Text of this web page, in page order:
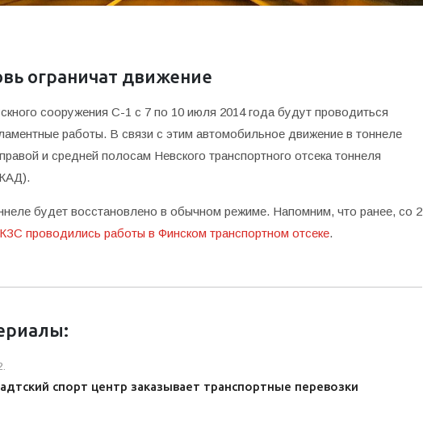
ограничат движение
сооружения С-1 с 7 по 10 июля 2014 года будут проводиться
работы. В связи с этим автомобильное движение в тоннеле
и средней полосам Невского транспортного отсека тоннеля
будет восстановлено в обычном режиме. Напомним, что ранее, со 2
КЗС проводились работы в Финском транспортном отсеке.
спорт центр заказывает транспортные перевозки